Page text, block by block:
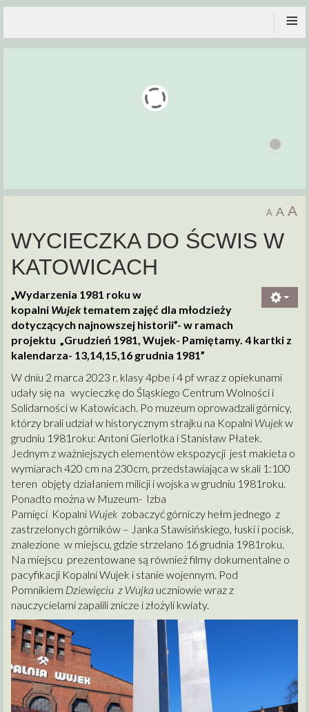
≡
A A A
WYCIECZKA DO ŚCWIS W
KATOWICACH
„Wydarzenia 1981 roku w
kopalni Wujektematem zajęć dla młodzieży
dotyczących najnowszej historii”- w ramach
projektu „Grudzień 1981, Wujek- Pamiętamy. 4 kartki z
kalendarza- 13,14,15,16 grudnia 1981”
W dniu 2 marca 2023 r. klasy 4pbe i 4 pf wraz z opiekunami
udały się na wycieczkę do Śląskiego Centrum Wolności i
Solidarności w Katowicach. Po muzeum oprowadzali górnicy,
którzy brali udział w historycznym strajku na Kopalni Wujekw
grudniu 1981roku: Antoni Gierlotka i Stanisław Płatek.
Jednym z ważniejszych elementów ekspozycji jest makieta o
wymiarach 420 cm na 230cm, przedstawiająca w skali 1:100
teren objęty działaniem milicji i wojska w grudniu 1981roku.
Ponadto można w Muzeum- Izba
Pamięci Kopalni Wujek zobaczyć górniczy hełm jednego z
zastrzelonych górników – Janka Stawisińskiego, łuski i pocisk,
znalezione w miejscu, gdzie strzelano 16 grudnia 1981roku.
Na miejscu prezentowane są również filmy dokumentalne o
pacyfikacji Kopalni Wujek i stanie wojennym. Pod
Pomnikiem Dziewięciu z Wujka uczniowie wraz z
nauczycielami zapalili znicze i złożyli kwiaty.